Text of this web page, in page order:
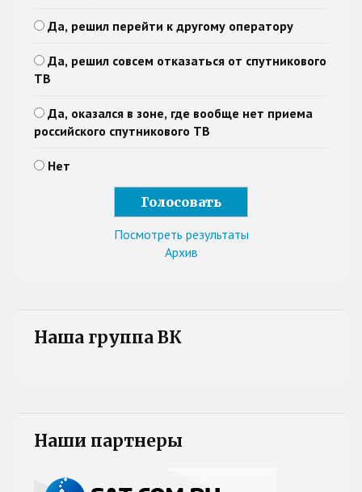
Да, решил перейти к другому оператору
Да, решил совсем отказаться от спутникового
ТВ
Да, оказался в зоне, где вообще нет приема
российского спутникового ТВ
Нет
Посмотреть результаты
Архив
Наша группа ВК
Наши партнеры